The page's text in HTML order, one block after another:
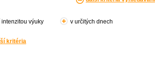
výuky v určitých dnech
kritéria